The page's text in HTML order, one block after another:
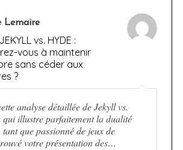
Lemaire
vs. HYDE :
vous à maintenir
sans céder aux
?
analyse détaillée de Jekyll vs.
qui illustre parfaitement la dualité
que passionné de jeux de
votre présentation des…